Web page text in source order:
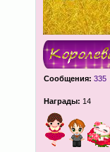
Сообщения: 335
Награды: 14